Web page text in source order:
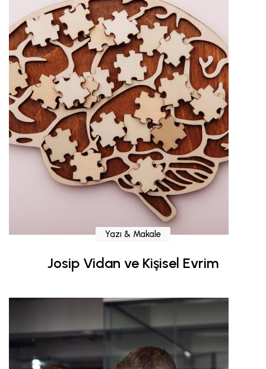
Yazı & Makale
Josip Vidan ve Kişisel Evrim